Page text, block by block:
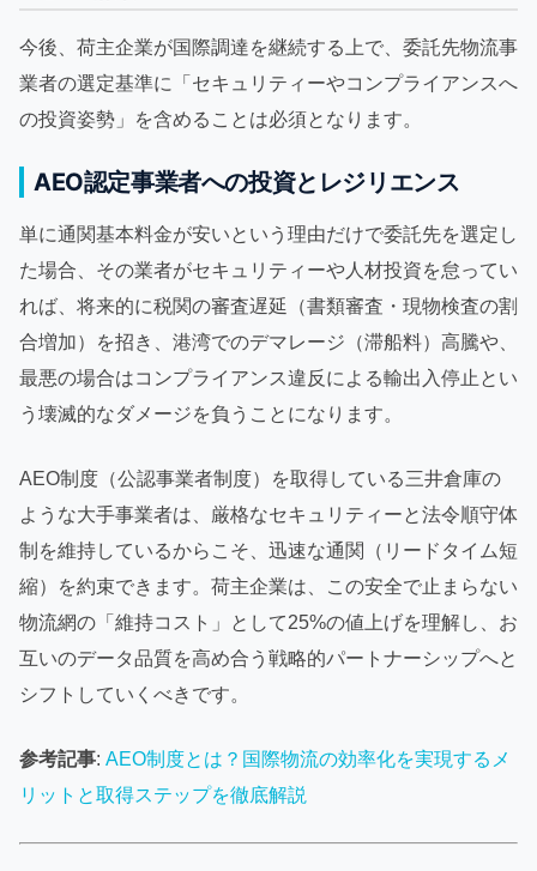
今後、荷主企業が国際調達を継続する上で、委託先物流事
業者の選定基準に「セキュリティーやコンプライアンスへ
の投資姿勢」を含めることは必須となります。
AEO認定事業者への投資とレジリエンス
単に通関基本料金が安いという理由だけで委託先を選定し
た場合、その業者がセキュリティーや人材投資を怠ってい
れば、将来的に税関の審査遅延（書類審査・現物検査の割
合増加）を招き、港湾でのデマレージ（滞船料）高騰や、
最悪の場合はコンプライアンス違反による輸出入停止とい
う壊滅的なダメージを負うことになります。
AEO制度（公認事業者制度）を取得している三井倉庫の
ような大手事業者は、厳格なセキュリティーと法令順守体
制を維持しているからこそ、迅速な通関（リードタイム短
縮）を約束できます。荷主企業は、この安全で止まらない
物流網の「維持コスト」として25%の値上げを理解し、お
互いのデータ品質を高め合う戦略的パートナーシップへと
シフトしていくべきです。
参考記事: AEO制度とは？国際物流の効率化を実現するメ
リットと取得ステップを徹底解説